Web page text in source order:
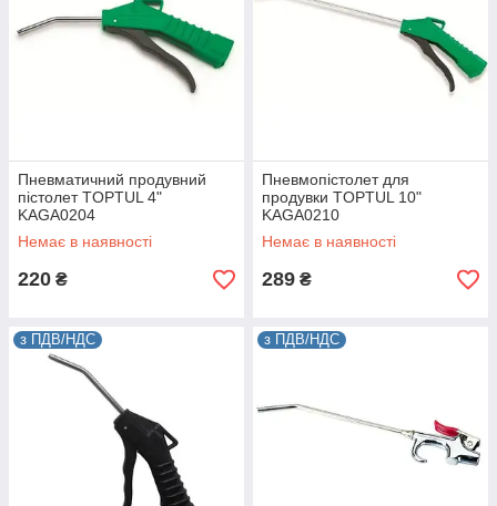
Пневматичний продувний
пістолет TOPTUL 4"
KAGA0204
Немає в наявності
220 ₴
Пневмопістолет для
продувки TOPTUL 10"
KAGA0210
Немає в наявності
289 ₴
з ПДВ/НДС з ПДВ/НДС